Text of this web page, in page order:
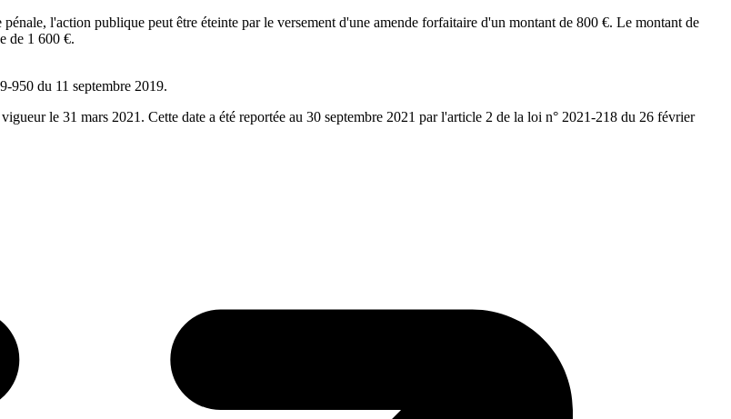
l'action publique peut être éteinte par le versement d'une amende forfaitaire d'un montant de 800 €. Le montant de
de 1 600 €.
950 du 11 septembre 2019.
le 31 mars 2021. Cette date a été reportée au 30 septembre 2021 par l'article 2 de la loi n° 2021-218 du 26 février